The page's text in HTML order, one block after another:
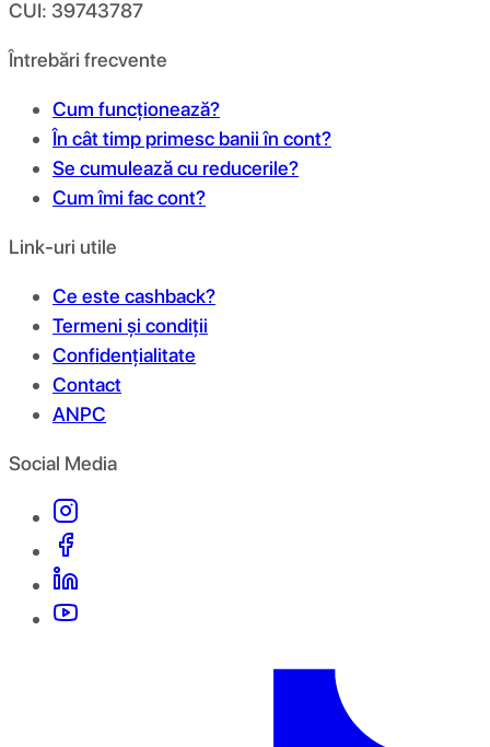
CUI: 39743787
Întrebări frecvente
Cum funcționează?
În cât timp primesc banii în cont?
Se cumulează cu reducerile?
Cum îmi fac cont?
Link-uri utile
Ce este cashback?
Termeni și condiții
Confidențialitate
Contact
ANPC
Social Media